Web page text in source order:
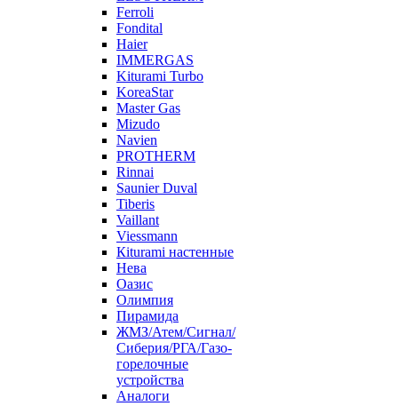
Ferroli
Fondital
Haier
IMMERGAS
Kiturami Turbo
KoreaStar
Master Gas
Mizudo
Navien
PROTHERM
Rinnai
Saunier Duval
Tiberis
Vaillant
Viessmann
Кiturami настенные
Нева
Оазис
Олимпия
Пирамида
ЖМЗ/Атем/Сигнал/
Сиберия/РГА/Газо-
горелочные
устройства
Aналоги